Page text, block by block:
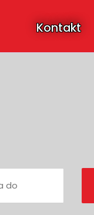
Kontakt